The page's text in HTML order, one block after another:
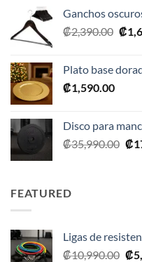
era:
Ganchos
₡2,390.00 El
era:
₡
Plato base
₡1,590.00
Disco para
₡35,990.00 El
₡
FEATURED
Ligas de
₡10,990.00 El
₡